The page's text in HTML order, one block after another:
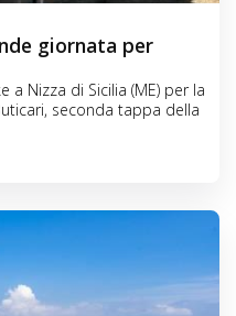
giornata per
Nizza di Sicilia (ME) per la
seconda tappa della